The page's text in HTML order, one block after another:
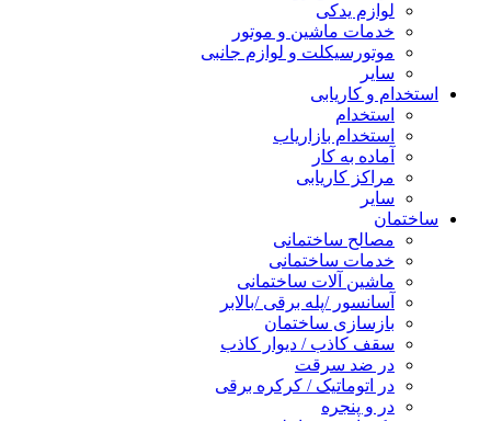
لوازم یدکی
خدمات ماشین و موتور
موتورسیکلت و لوازم جانبی
سایر
استخدام و کاریابی
استخدام
استخدام بازاریاب
آماده به کار
مراکز کاریابی
سایر
ساختمان
مصالح ساختمانی
خدمات ساختمانی
ماشین آلات ساختمانی
آسانسور /پله برقی /بالابر
بازسازی ساختمان
سقف کاذب / دیوار کاذب
در ضد سرقت
در اتوماتیک / کرکره برقی
در و پنجره